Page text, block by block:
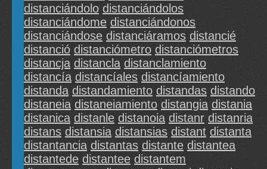
distanciándolo distanciándolos
distanciándome distanciándonos
distanciándose distanciáramos distancié
distanció distanciómetro distanciómetros
distancja distancla distanclamiento
distancía distancíales distancíamiento
distanda distandamiento distandas distando
distaneia distaneiamiento distangia distania
distanica distanle distanoia distanr distanria
distans distansia distansias distant distanta
distantancia distantas distante distantea
distantede distantee distantem